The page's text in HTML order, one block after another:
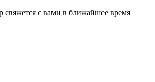
свяжется с вами в ближайшее время